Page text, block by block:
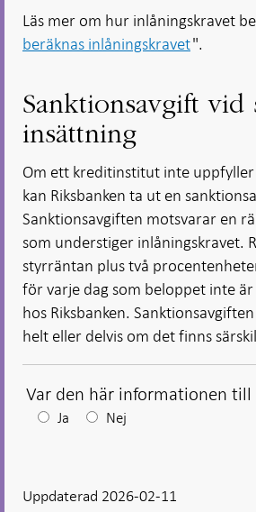
Läs mer om hur inlåningskravet
beräknas inlåningskravet".
Sanktionsavgift vid
insättning
Om ett kreditinstitut inte
kan Riksbanken ta ut en
Sanktionsavgiften motsvarar en
som understiger inlåningskravet.
styrräntan plus två
för varje dag som beloppet inte
hos Riksbanken.
helt eller delvis om det finns
Var den här informationen till
Efter
visas
Ja Nej
Uppdaterad 2026-02-11